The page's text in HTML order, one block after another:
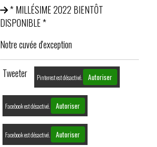
* MILLÉSIME 2022 BIENTÔT
DISPONIBLE *
Notre cuvée d'exception
Tweeter Pinterest est désactivé. Autoriser
Facebook est désactivé. Autoriser
Facebook est désactivé. Autoriser